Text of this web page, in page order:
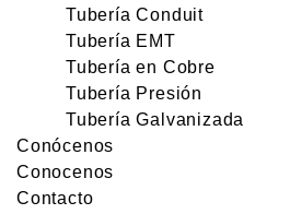
Tubería Conduit
Tubería EMT
Tubería en Cobre
Tubería Presión
Tubería Galvanizada
Conócenos
Conocenos
Contacto